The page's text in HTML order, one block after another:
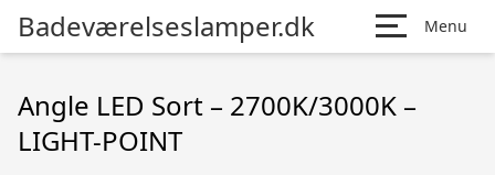
Badeværelseslamper.dk Menu
Angle LED Sort – 2700K/3000K –
LIGHT-POINT